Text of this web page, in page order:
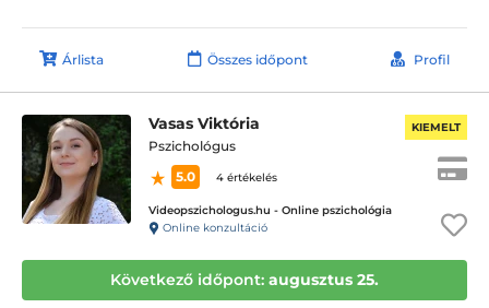
Árlista Összes időpont Profil
Vasas Viktória
Pszichológus
5.0
4 értékelés
Videopszichologus.hu - Online pszichológia
Online konzultáció
KIEMELT
Következő időpont: augusztus 25.